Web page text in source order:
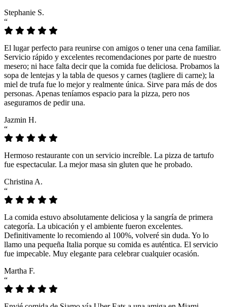
Stephanie S.
“
El lugar perfecto para reunirse con amigos o tener una cena familiar.
Servicio rápido y excelentes recomendaciones por parte de nuestro
mesero; ni hace falta decir que la comida fue deliciosa. Probamos la
sopa de lentejas y la tabla de quesos y carnes (tagliere di carne); la
miel de trufa fue lo mejor y realmente única. Sirve para más de dos
personas. Apenas teníamos espacio para la pizza, pero nos
aseguramos de pedir una.
Jazmin H.
“
Hermoso restaurante con un servicio increíble. La pizza de tartufo
fue espectacular. La mejor masa sin gluten que he probado.
Christina A.
“
La comida estuvo absolutamente deliciosa y la sangría de primera
categoría. La ubicación y el ambiente fueron excelentes.
Definitivamente lo recomiendo al 100%, volveré sin duda. Yo lo
llamo una pequeña Italia porque su comida es auténtica. El servicio
fue impecable. Muy elegante para celebrar cualquier ocasión.
Martha F.
“